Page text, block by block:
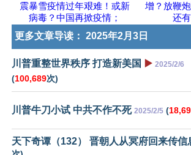
震暴雪疫情过年艰难！或新
病毒？中国再掀疫情；
增？放鞭
还
更多文章导读： 2025年2月3日
川普重整世界秩序 打造新美国 ▶️ 2025/2/6
(100,689次)
川普牛刀小试 中共不作不死 2025/2/5 (
天下奇谭（132） 晋朝人从冥府回来传信